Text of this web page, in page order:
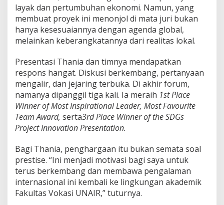
layak dan pertumbuhan ekonomi. Namun, yang
membuat proyek ini menonjol di mata juri bukan
hanya kesesuaiannya dengan agenda global,
melainkan keberangkatannya dari realitas lokal.
Presentasi Thania dan timnya mendapatkan
respons hangat. Diskusi berkembang, pertanyaan
mengalir, dan jejaring terbuka. Di akhir forum,
namanya dipanggil tiga kali. Ia meraih 1st Place
Winner of Most Inspirational Leader, Most Favourite
Team Award, serta3rd Place Winner of the SDGs
Project Innovation Presentation.
Bagi Thania, penghargaan itu bukan semata soal
prestise. “Ini menjadi motivasi bagi saya untuk
terus berkembang dan membawa pengalaman
internasional ini kembali ke lingkungan akademik
Fakultas Vokasi UNAIR,” tuturnya.